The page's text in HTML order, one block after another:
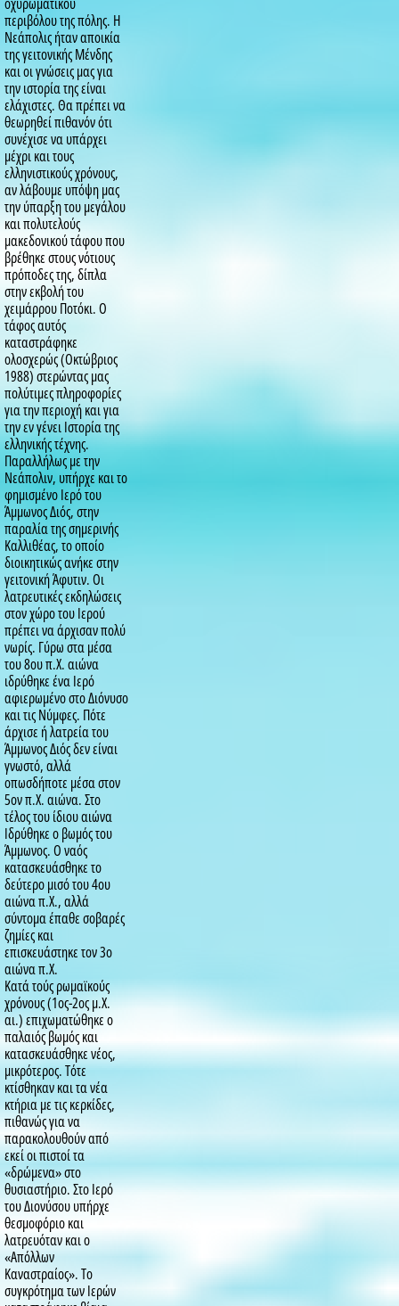
περιβόλου της πόλης. Η
Νεάπολις ήταν αποικία
της γειτονικής Μένδης
και οι γνώσεις μας για
την ιστορία της είναι
ελάχιστες. Θα πρέπει να
θεωρηθεί πιθανόν ότι
συνέχισε να υπάρχει
μέχρι και τους
ελληνιστικούς χρόνους,
αν λάβουμε υπόψη μας
την ύπαρξη του μεγάλου
και πολυτελούς
μακεδονικού τάφου που
βρέθηκε στους νότιους
πρόποδες της, δίπλα
στην εκβολή του
χειμάρρου Ποτόκι. Ο
τάφος αυτός
καταστράφηκε
ολοσχερώς (Οκτώβριος
1988) στερώντας μας
πολύτιμες πληροφορίες
για την περιοχή και για
την εν γένει Ιστορία της
ελληνικής τέχνης.
Παραλλήλως με την
Νεάπολιν, υπήρχε και το
φημισμένο Ιερό του
Άμμωνος Διός, στην
παραλία της σημερινής
Καλλιθέας, το οποίο
διοικητικώς ανήκε στην
γειτονική Άφυτιν. Οι
λατρευτικές εκδηλώσεις
στον χώρο του Ιερού
πρέπει να άρχισαν πολύ
νωρίς. Γύρω στα μέσα
του 8ου π.Χ. αιώνα
ιδρύθηκε ένα Ιερό
αφιερωμένο στο Διόνυσο
και τις Νύμφες. Πότε
άρχισε ή λατρεία του
Άμμωνος Διός δεν είναι
γνωστό, αλλά
οπωσδήποτε μέσα στον
5ον π.Χ. αιώνα. Στο
τέλος του ίδιου αιώνα
Ιδρύθηκε ο βωμός του
Άμμωνος. Ο ναός
κατασκευάσθηκε το
δεύτερο μισό του 4ου
αιώνα π.Χ., αλλά
σύντομα έπαθε σοβαρές
ζημίες και
επισκευάστηκε τον 3ο
αιώνα π.Χ.
Κατά τούς ρωμαϊκούς
χρόνους (1ος-2ος μ.Χ.
αι.) επιχωματώθηκε ο
παλαιός βωμός και
κατασκευάσθηκε νέος,
μικρότερος. Τότε
κτίσθηκαν και τα νέα
κτήρια με τις κερκίδες,
πιθανώς για να
παρακολουθούν από
εκεί οι πιστοί τα
«δρώμενα» στο
θυσιαστήριο. Στο Ιερό
του Διονύσου υπήρχε
θεσμοφόριο και
λατρευόταν και ο
«Απόλλων
Καναστραίος». Το
συγκρότημα των Ιερών